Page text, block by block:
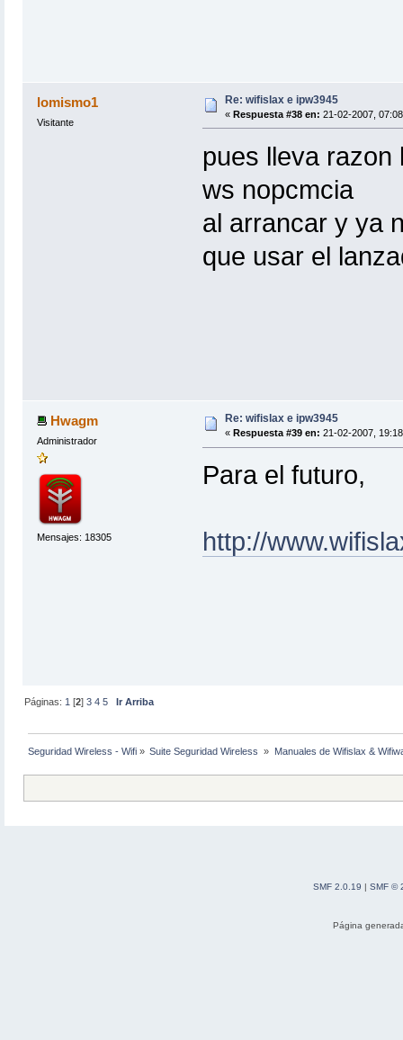
lomismo1
Visitante
Re: wifislax e ipw3945
« Respuesta #38 en: 21-02-2007,
pues lleva razon
ws nopcmcia
al arrancar y ya
que usar el
Hwagm
Administrador
Mensajes: 18305
Re: wifislax e ipw3945
« Respuesta #39 en: 21-02-2007,
Para el futuro,
http://
Páginas: 1 [2]3 4 5 Ir Arriba
Seguridad Wireless - Wifi » Suite Seguridad Wireless » Manuales de Wifislax &
SMF 2.0.19 | SMF ©
Página